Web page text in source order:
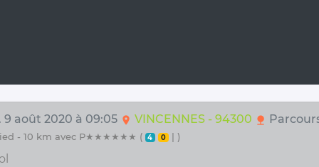
9 août 2020 à 09:05 location_on VINCENNES - 94300 nature
- 10 km avec P★★★★★★ ( 4 0 | )